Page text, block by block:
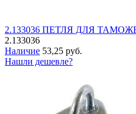
2.133036 ПЕТЛЯ ДЛЯ
2.133036
Наличие 53,25 руб.
Нашли дешевле?